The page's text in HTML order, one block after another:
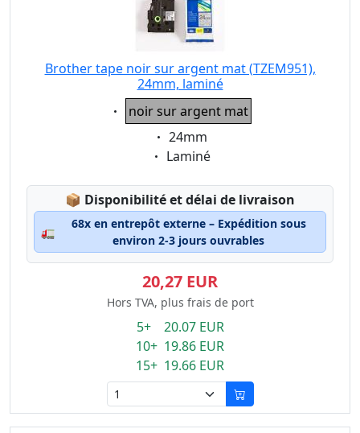
Brother tape noir sur argent mat (TZEM951),
24mm, laminé
Eigenschaft:
noir sur argent mat
Eigenschaft:
24mm
Eigenschaft:
Laminé
📦 Lagerstatus:
Disponibilité et délai de livraison
🚛
68x en entrepôt externe – Expédition sous
environ 2-3 jours ouvrables
20,27 EUR
Hors TVA, plus frais de port
5+ 20.07 EUR
10+ 19.86 EUR
15+ 19.66 EUR